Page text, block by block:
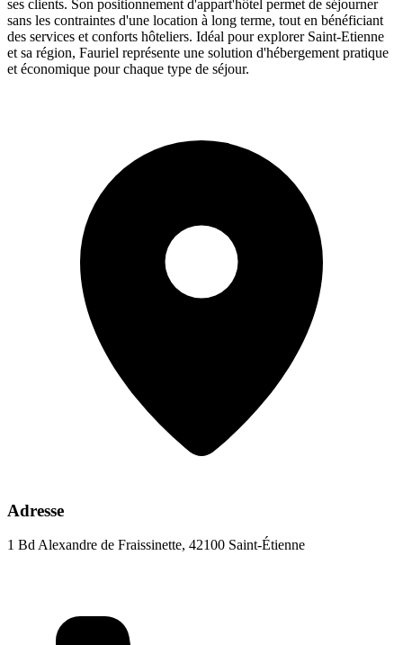
ses clients. Son positionnement d'appart'hôtel permet de séjourner
sans les contraintes d'une location à long terme, tout en bénéficiant
des services et conforts hôteliers. Idéal pour explorer Saint-Etienne
et sa région, Fauriel représente une solution d'hébergement pratique
et économique pour chaque type de séjour.
Adresse
1 Bd Alexandre de Fraissinette, 42100 Saint-Étienne